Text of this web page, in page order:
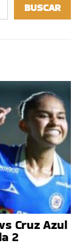
BUSCAR
Cruz Azul
2